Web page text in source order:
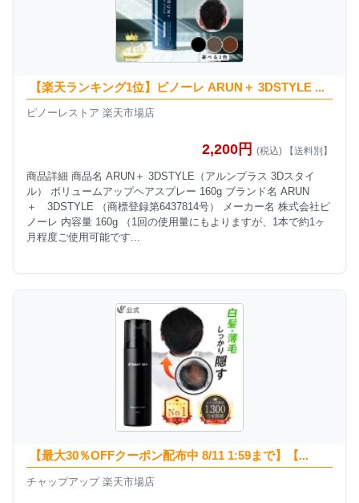
【楽天ランキング1位】ピノーレ ARUN＋ 3DSTYLE ...
ピノーレストア 楽天市場店
2,200円 (税込) 【送料別】
商品詳細 商品名 ARUN＋ 3DSTYLE（アルンプラス 3Dスタイ
ル） ボリュームアップヘアスプレー 160g ブランド名 ARUN
＋ 3DSTYLE （商標登録第6437814号） メーカー名 株式会社ピ
ノーレ 内容量 160g （1回の使用量にもよりますが、1本で約1ヶ
月程度ご使用可能です...
【最大30％OFFクーポン配布中 8/11 1:59まで】【...
チャップアップ 楽天市場店